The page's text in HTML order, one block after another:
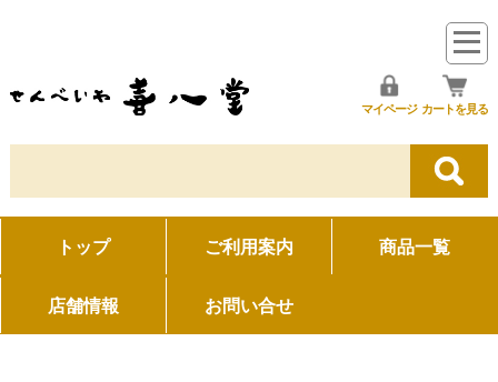
マイページ カートを見る
トップ ご利用案内 商品一覧
店舗情報 お問い合せ